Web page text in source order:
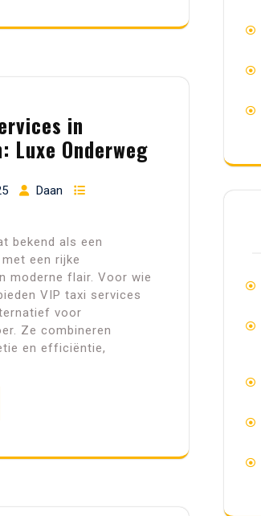
in
Luxe Onderweg
Daan
bekend als een
een rijke
moderne flair. Voor wie
VIP taxi services
voor
Ze combineren
en efficiëntie,